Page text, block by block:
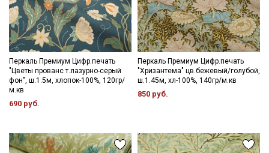
Перкаль Премиум Цифр.печать
"Цветы прованс т.лазурно-серый
фон", ш.1.5м, хлопок-100%, 120гр/
м.кв
690 руб.
Перкаль Премиум Цифр.печать
"Хризантема" цв.бежевый/голубой,
ш.1.45м, хл-100%, 140гр/м.кв
850 руб.